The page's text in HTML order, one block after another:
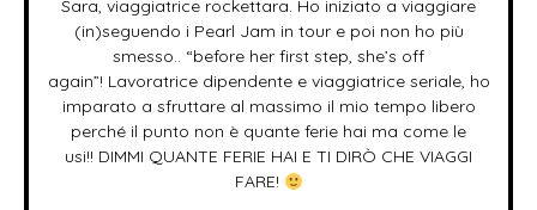
Sara, viaggiatrice rockettara. Ho iniziato a viaggiare
(in)seguendo i Pearl Jam in tour e poi non ho più
smesso.. “before her first step, she’s off
again”! Lavoratrice dipendente e viaggiatrice seriale, ho
imparato a sfruttare al massimo il mio tempo libero
perché il punto non è quante ferie hai ma come le
usi!! DIMMI QUANTE FERIE HAI E TI DIRÒ CHE VIAGGI
FARE!